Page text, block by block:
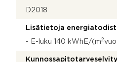
D2018
Lisätietoja
- E-luku 140 kWhE/(m2